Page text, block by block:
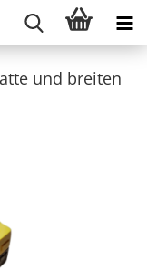
und breiten